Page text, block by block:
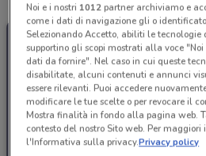
Noi e i nostri 1012partner archiviamo e
come i dati di navigazione gli o
Selezionando Accetto, abiliti le
supportino gli scopi mostrati alla voce
dati da fornire". Nel caso in cui queste
disabilitate, alcuni contenuti e annunci
essere rilevanti. Puoi accedere
modificare le tue scelte o per revocare il
Mostra finalità in fondo alla pagina web.
contesto del nostro Sito web. Per
l'Informativa sulla privacy.Privacy policy